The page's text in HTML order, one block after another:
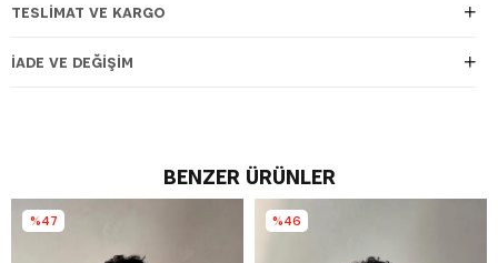
TESLIMAT VE KARGO
İADE VE DEĞIŞIM
BENZER ÜRÜNLER
%47 %46